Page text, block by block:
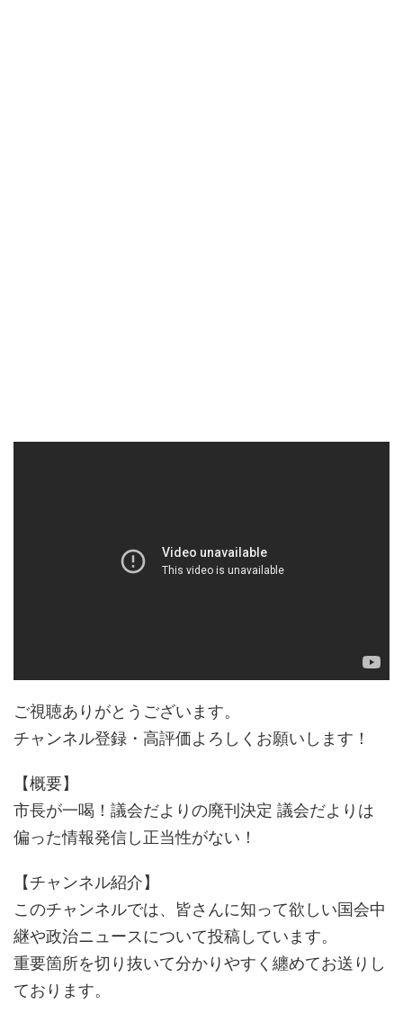
ご視聴ありがとうございます。
チャンネル登録・高評価よろしくお願いします！
【概要】
市長が一喝！議会だよりの廃刊決定 議会だよりは
偏った情報発信し正当性がない！
【チャンネル紹介】
このチャンネルでは、皆さんに知って欲しい国会中
継や政治ニュースについて投稿しています。
重要箇所を切り抜いて分かりやすく纏めてお送りし
ております。